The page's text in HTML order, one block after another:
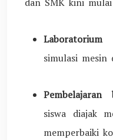
simulasi mesin
Pembelajaran
siswa diajak
memperbaiki